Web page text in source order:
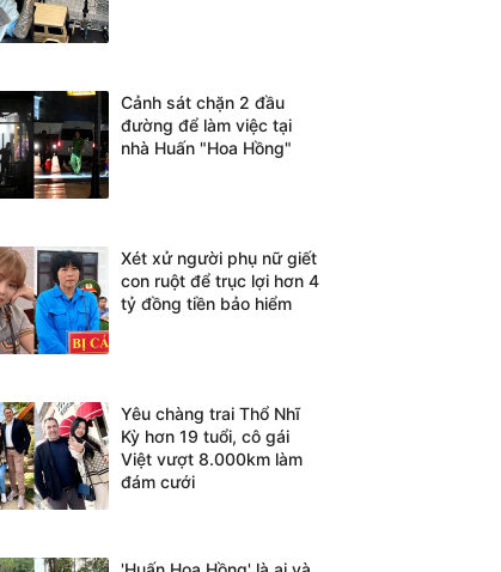
Cảnh sát chặn 2 đầu
đường để làm việc tại
nhà Huấn "Hoa Hồng"
Xét xử người phụ nữ giết
con ruột để trục lợi hơn 4
tỷ đồng tiền bảo hiểm
Yêu chàng trai Thổ Nhĩ
Kỳ hơn 19 tuổi, cô gái
Việt vượt 8.000km làm
đám cưới